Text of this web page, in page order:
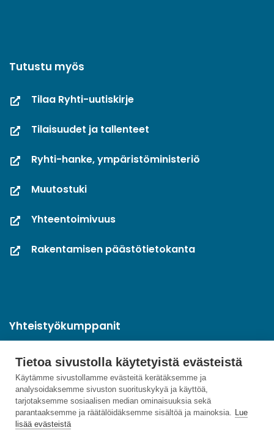
Tietoa sivustolla käytetyistä evästeistä
Käytämme sivustollamme evästeitä kerätäksemme ja
analysoidaksemme sivuston suorituskykyä ja käyttöä,
tarjotaksemme sosiaalisen median ominaisuuksia sekä
parantaaksemme ja räätälöidäksemme sisältöä ja mainoksia. Lue
lisää evästeistä
Tutustu myös
Tilaa Ryhti-uutiskirje
Tilaisuudet ja tallenteet
Ryhti-hanke, ympäristöministeriö
Muutostuki
Yhteentoimivuus
Rakentamisen päästötietokanta
Yhteistyökumppanit